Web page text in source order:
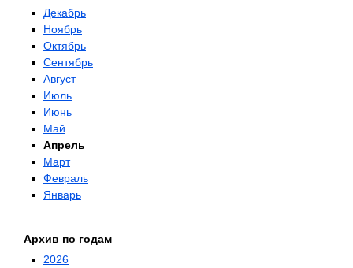
Декабрь
Ноябрь
Октябрь
Сентябрь
Август
Июль
Июнь
Май
Апрель
Март
Февраль
Январь
Архив по годам
2026